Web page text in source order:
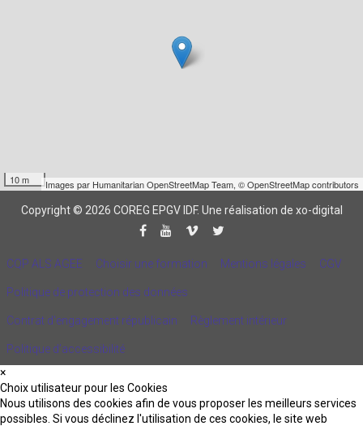
10 m Images par Humanitarian OpenStreetMap Team, © OpenStreetMap contributors
Copyright © 2026 COREG EPGV IDF. Une réalisation de xo-digital
CQP ALS AGEE Choisir une formation Mentions légales CGV
Politique de protection des données
Contrat d'engagement républicain Règlement intérieur
Politique d’accessibilité
×
Choix utilisateur pour les Cookies
Nous utilisons des cookies afin de vous proposer les meilleurs services
possibles. Si vous déclinez l'utilisation de ces cookies, le site web